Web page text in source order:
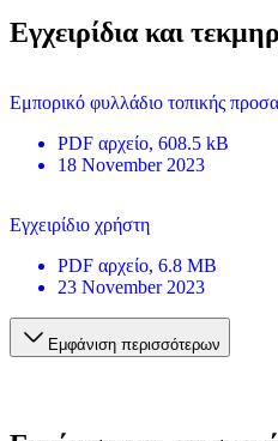
Εγχειρίδια και
Εμπορικό φυλλάδιο τοπικής
PDF αρχείο, 608.5 kB
18 November 2023
Εγχειρίδιο χρήστη
PDF αρχείο, 6.8 MB
23 November 2023
Εμφάνιση περισσότερων